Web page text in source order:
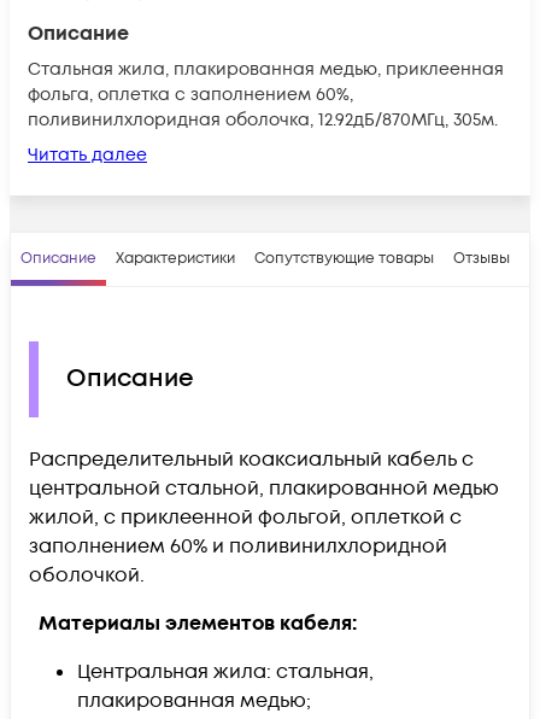
Описание
Стальная жила, плакированная медью, приклеенная
фольга, оплетка с заполнением 60%,
поливинилхлоридная оболочка, 12.92дБ/870МГц, 305м.
Читать далее
Описание Характеристики Сопутствующие товары Отзывы
Описание
Распределительный коаксиальный кабель с
центральной стальной, плакированной медью
жилой, с приклеенной фольгой, оплеткой с
заполнением 60% и поливинилхлоридной
оболочкой.
Материалы элементов кабеля:
Центральная жила: стальная,
плакированная медью;